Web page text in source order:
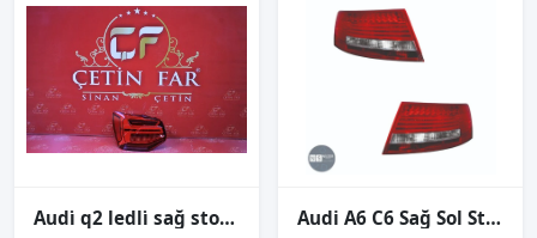
Audi̇ q2 ledli̇ sağ stop q2 stop sıfır valeo 2017-2023 Audi A6 C6 Sağ Sol Stop Lambası Orjınal